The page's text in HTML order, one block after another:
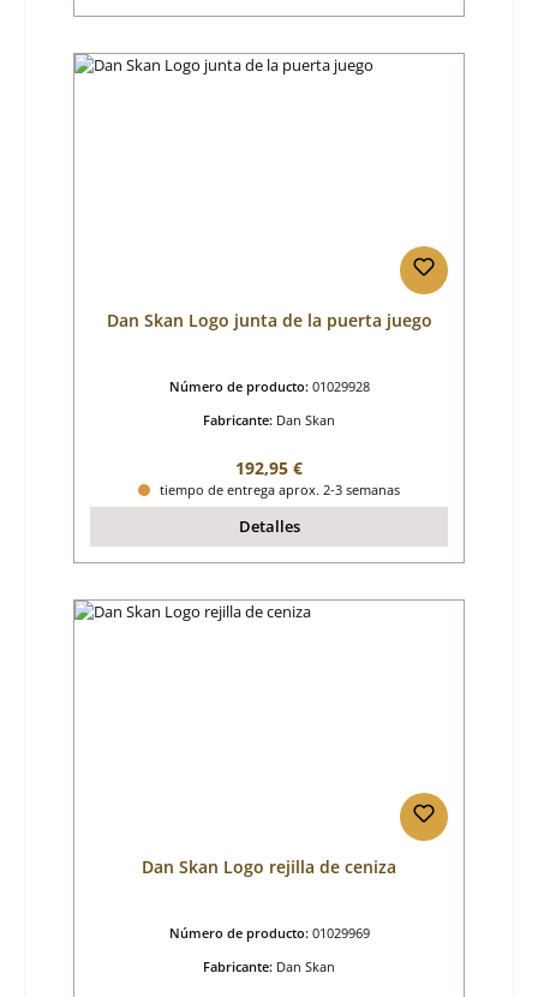
Dan Skan Logo junta de la puerta juego
Número de producto: 01029928
Fabricante: Dan Skan
Precio normal:
192,95 €
tiempo de entrega aprox. 2-3 semanas
Detalles
Dan Skan Logo rejilla de ceniza
Número de producto: 01029969
Fabricante: Dan Skan